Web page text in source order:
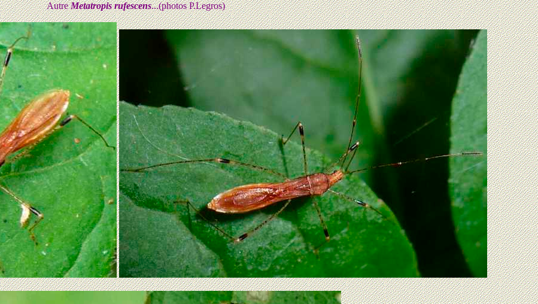
AutreMetatropis rufescens...(photos P.Legros)